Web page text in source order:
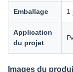
Emballage 1
Application
du projet
Images du